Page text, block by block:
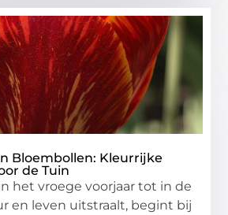
Bloembollen: Kleurrijke
de Tuin
het vroege voorjaar tot in de
en leven uitstraalt, begint bij